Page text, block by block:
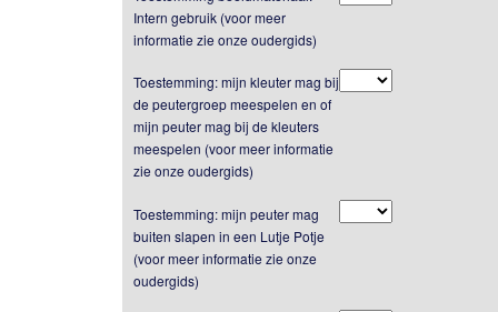
Intern gebruik (voor meer
informatie zie onze oudergids)
Toestemming: mijn kleuter mag bij
de peutergroep meespelen en of
mijn peuter mag bij de kleuters
meespelen (voor meer informatie
zie onze oudergids)
Toestemming: mijn peuter mag
buiten slapen in een Lutje Potje
(voor meer informatie zie onze
oudergids)